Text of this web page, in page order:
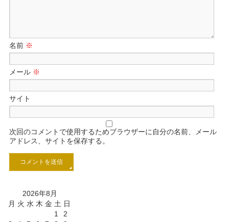
名前 ※
メール ※
サイト
次回のコメントで使用するためブラウザーに自分の名前、メール
アドレス、サイトを保存する。
2026年8月
月 火 水 木 金 土 日
1
2